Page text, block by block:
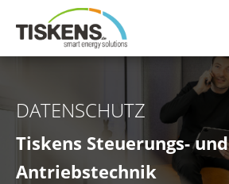
DATENSCHUTZ
Tiskens Steuerungs- und
Antriebstechnik